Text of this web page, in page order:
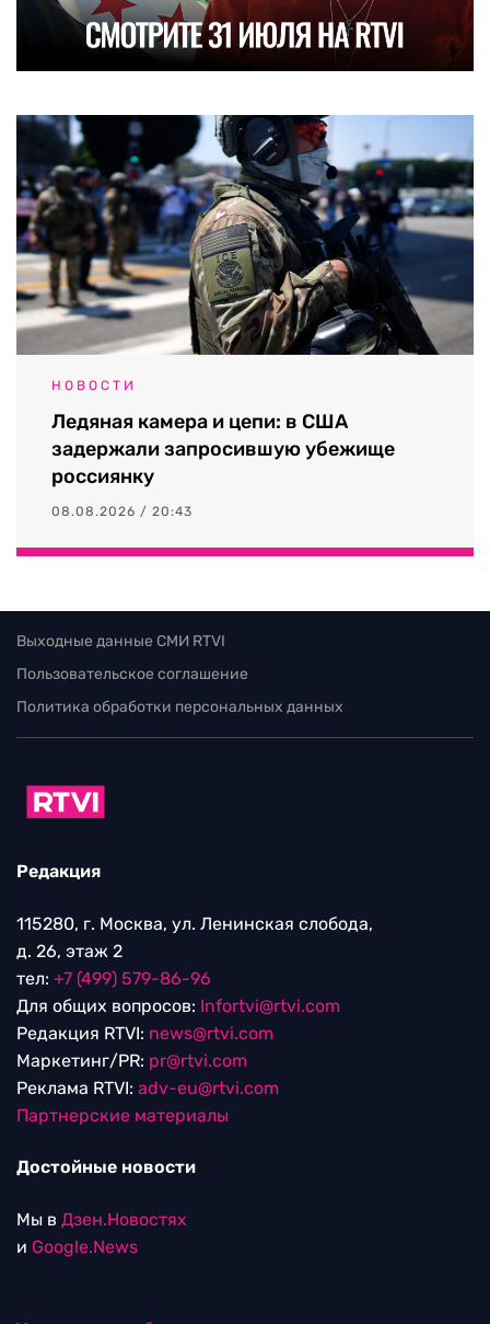
НОВОСТИ
Ледяная камера и цепи: в США
задержали запросившую убежище
россиянку
08.08.2026 / 20:43
Выходные данные СМИ RTVI
Пользовательское соглашение
Политика обработки персональных данных
Редакция
115280, г. Москва, ул. Ленинская слобода,
д. 26, этаж 2
тел: +7 (499) 579-86-96
Для общих вопросов: Infortvi@rtvi.com
Редакция RTVI: news@rtvi.com
Маркетинг/PR: pr@rtvi.com
Реклама RTVI: adv-eu@rtvi.com
Партнерские материалы
Достойные новости
Мы в Дзен.Новостях
и Google.News